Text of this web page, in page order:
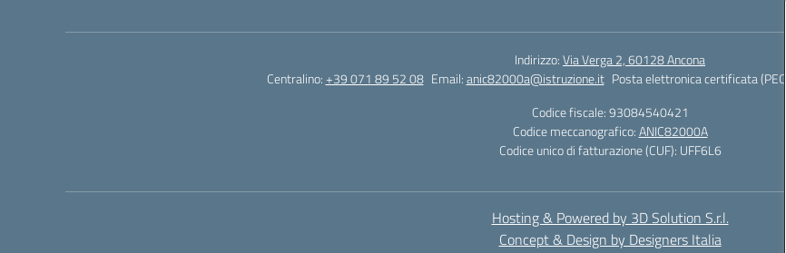
Indirizzo:Via Verga 2, 60128 Ancona
Centralino:+39 071 89 52 08 Email:anic82000a@istruzione.it Posta elettronica certificata (PEC):
Codice fiscale: 93084540421
Codice meccanografico:ANIC82000A
Codice unico di fatturazione (CUF): UFF6L6
Hosting & Powered by 3D Solution S.r.l.
Concept & Design by Designers Italia